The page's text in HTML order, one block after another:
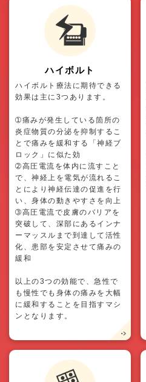
ハイボルト
ハイボルト療法に期待できる
効果は主に3つあります。
➀痛みが発生している箇所の
炎症物質の分泌を抑制するこ
とで痛みを緩和する「神経ブ
ロック」に似た効
➁高圧電流を体内に流すこと
で、神経上を電気が流れるこ
とにより神経伝達の促進を行
い、身体の動きやすさを向上
➂高圧電流で皮膚のバリアを
突破して、深部にあるインナ
ーマッスルまで到達して活性
化、患部を安定させて痛みの
緩和
以上の3つの効能で、急性で
も慢性でも身体の痛みを大幅
に緩和することを目指すマシ
ンとなります。